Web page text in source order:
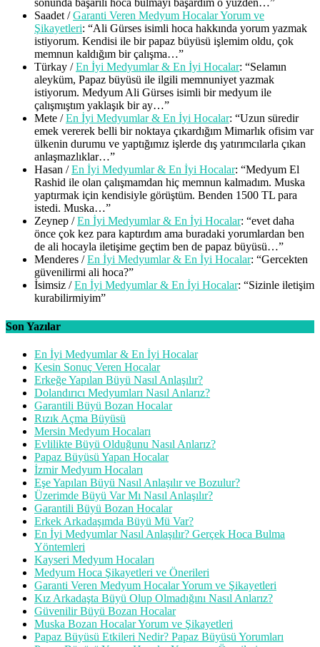
sonunda başarılı hoca bulmayı başardım o yüzden…”
Saadet /Garanti Veren Medyum Hocalar Yorum ve
Şikayetleri: “Ali Gürses isimli hoca hakkında yorum yazmak
istiyorum. Kendisi ile bir papaz büyüsü işlemim oldu, çok
memnun kaldığım bir çalışma…”
Türkay /En İyi Medyumlar & En İyi Hocalar: “Selamın
aleyküm, Papaz büyüsü ile ilgili memnuniyet yazmak
istiyorum. Medyum Ali Gürses isimli bir medyum ile
çalışmıştım yaklaşık bir ay…”
Mete /En İyi Medyumlar & En İyi Hocalar: “Uzun süredir
emek vererek belli bir noktaya çıkardığım Mimarlık ofisim var
ülkenin durumu ve yaptığımız işlerde dış yatırımcılarla çıkan
anlaşmazlıklar…”
Hasan /En İyi Medyumlar & En İyi Hocalar: “Medyum El
Rashid ile olan çalışmamdan hiç memnun kalmadım. Muska
yaptırmak için kendisiyle görüştüm. Benden 1500 TL para
istedi. Muska…”
Zeynep /En İyi Medyumlar & En İyi Hocalar: “evet daha
önce çok kez para kaptırdım ama buradaki yorumlardan ben
de ali hocayla iletişime geçtim ben de papaz büyüsü…”
Menderes /En İyi Medyumlar & En İyi Hocalar: “Gercekten
güvenilirmi ali hoca?”
İsimsiz /En İyi Medyumlar & En İyi Hocalar: “Sizinle iletişim
kurabilirmiyim”
Son Yazılar
En İyi Medyumlar & En İyi Hocalar
Kesin Sonuç Veren Hocalar
Erkeğe Yapılan Büyü Nasıl Anlaşılır?
Dolandırıcı Medyumları Nasıl Anlarız?
Garantili Büyü Bozan Hocalar
Rızık Açma Büyüsü
Mersin Medyum Hocaları
Evlilikte Büyü Olduğunu Nasıl Anlarız?
Papaz Büyüsü Yapan Hocalar
İzmir Medyum Hocaları
Eşe Yapılan Büyü Nasıl Anlaşılır ve Bozulur?
Üzerimde Büyü Var Mı Nasıl Anlaşılır?
Garantili Büyü Bozan Hocalar
Erkek Arkadaşımda Büyü Mü Var?
En İyi Medyumlar Nasıl Anlaşılır? Gerçek Hoca Bulma
Yöntemleri
Kayseri Medyum Hocaları
Medyum Hoca Şikayetleri ve Önerileri
Garanti Veren Medyum Hocalar Yorum ve Şikayetleri
Kız Arkadaşta Büyü Olup Olmadığını Nasıl Anlarız?
Güvenilir Büyü Bozan Hocalar
Muska Bozan Hocalar Yorum ve Şikayetleri
Papaz Büyüsü Etkileri Nedir? Papaz Büyüsü Yorumları